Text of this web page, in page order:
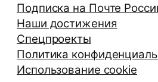
Подписка на Почте
Наши достижения
Спецпроекты
Политика
Использование cookie